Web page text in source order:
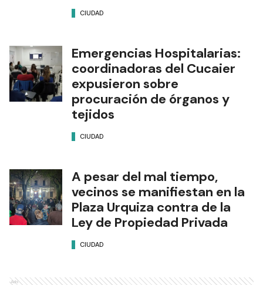
CIUDAD
Emergencias Hospitalarias:
coordinadoras del Cucaier
expusieron sobre
procuración de órganos y
tejidos
CIUDAD
A pesar del mal tiempo,
vecinos se manifiestan en la
Plaza Urquiza contra de la
Ley de Propiedad Privada
CIUDAD
Ads